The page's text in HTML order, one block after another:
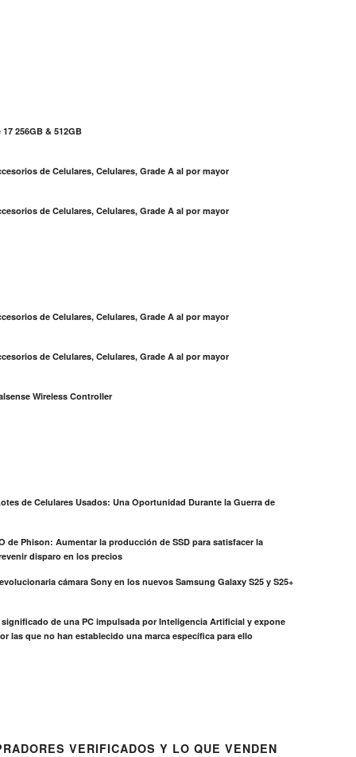
256GB & 512GB
de Celulares, Celulares, Grade A al por mayor
de Celulares, Celulares, Grade A al por mayor
de Celulares, Celulares, Grade A al por mayor
de Celulares, Celulares, Grade A al por mayor
Wireless Controller
de Celulares Usados: Una Oportunidad Durante la Guerra de
de Phison: Aumentar la producción de SSD para satisfacer la
disparo en los precios
cámara Sony en los nuevos Samsung Galaxy S25 y S25+
significado de una PC impulsada por Inteligencia Artificial y expone
las que no han establecido una marca específica para ello
VERIFICADOS Y LO QUE VENDEN